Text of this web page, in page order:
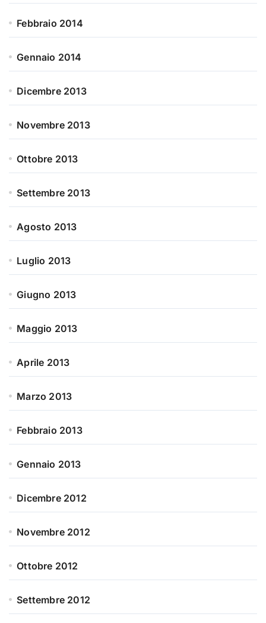
Febbraio 2014
Gennaio 2014
Dicembre 2013
Novembre 2013
Ottobre 2013
Settembre 2013
Agosto 2013
Luglio 2013
Giugno 2013
Maggio 2013
Aprile 2013
Marzo 2013
Febbraio 2013
Gennaio 2013
Dicembre 2012
Novembre 2012
Ottobre 2012
Settembre 2012